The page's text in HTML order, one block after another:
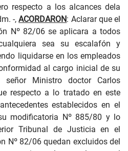
respecto a los alcances dela
-,ACORDARON: Aclarar que el
Nº 82/06 se aplicara a todos
sea su escalafón y
liquidarse en los empleados
al cargo inicial de su
señor Ministro doctor Carlos
respecto a lo tratado en este
establecidos en el
modificatoria Nº 885/80 y lo
Tribunal de Justicia en el
Nº 82/06 quedan excluidos del